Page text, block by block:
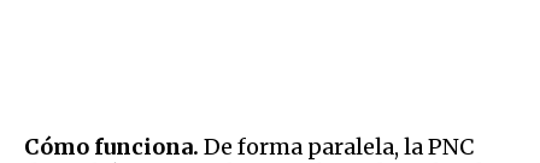
Cómo funciona. De forma paralela, la PNC